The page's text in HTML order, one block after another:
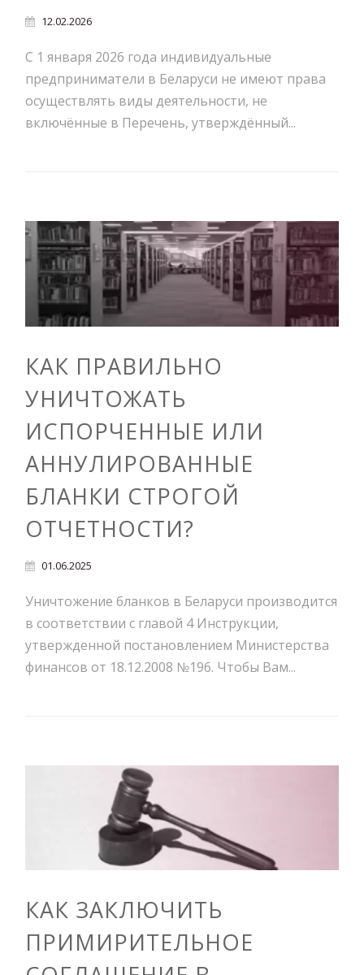
12.02.2026
С 1 января 2026 года индивидуальные
предприниматели в Беларуси не имеют права
осуществлять виды деятельности, не
включённые в Перечень, утверждённый...
КАК ПРАВИЛЬНО
УНИЧТОЖАТЬ
ИСПОРЧЕННЫЕ ИЛИ
АННУЛИРОВАННЫЕ
БЛАНКИ СТРОГОЙ
ОТЧЕТНОСТИ?
01.06.2025
Уничтожение бланков в Беларуси производится
в соответствии с главой 4 Инструкции,
утвержденной постановлением Министерства
финансов от 18.12.2008 №196. Чтобы Вам...
КАК ЗАКЛЮЧИТЬ
ПРИМИРИТЕЛЬНОЕ